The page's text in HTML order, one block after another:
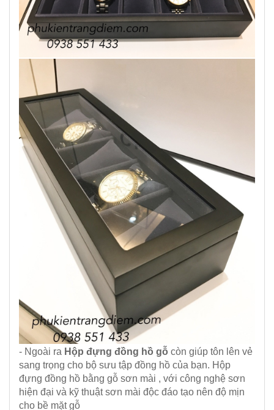
- Ngoài ra Hộp đựng đồng hồ gỗ còn giúp tôn lên vẻ
sang trọng cho bộ sưu tập đồng hồ của bạn. Hộp
đựng đồng hồ bằng gỗ sơn mài , với công nghệ sơn
hiện đại và kỹ thuật sơn mài độc đáo tạo nên độ mịn
cho bề mặt gỗ